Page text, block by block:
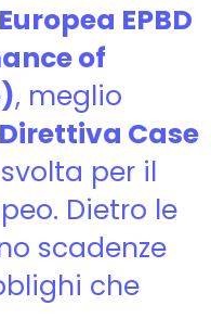
EPBD
of
, meglio
Case
per il
Dietro le
scadenze
che